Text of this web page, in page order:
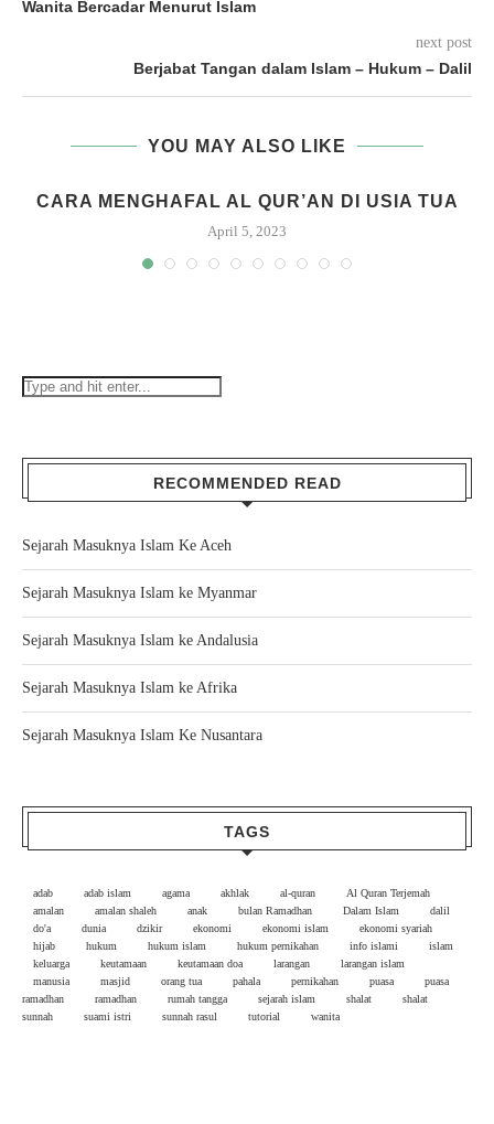
Wanita Bercadar Menurut Islam
next post
Berjabat Tangan dalam Islam – Hukum – Dalil
YOU MAY ALSO LIKE
CARA MENGHAFAL AL QUR’AN DI USIA TUA
April 5, 2023
RECOMMENDED READ
Sejarah Masuknya Islam Ke Aceh
Sejarah Masuknya Islam ke Myanmar
Sejarah Masuknya Islam ke Andalusia
Sejarah Masuknya Islam ke Afrika
Sejarah Masuknya Islam Ke Nusantara
TAGS
adab adab islam agama akhlak al-quran
Al Quran Terjemah
amalan
amalan shaleh anak bulan Ramadhan Dalam Islam
dalil
do'a
dunia dzikir ekonomi ekonomi islam
ekonomi syariah
hijab
hukum hukum islam hukum pernikahan info islami
islam
keluarga
keutamaan keutamaan doa larangan
larangan islam
manusia
masjid orang tua pahala pernikahan puasa
puasa
ramadhan
ramadhan rumah tangga sejarah islam shalat
shalat
sunnah
suami istri sunnah rasul tutorial wanita